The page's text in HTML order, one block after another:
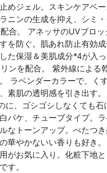
めジェル。スキンケアベ
ニンの生成を抑え、シミ
合。 アネッサのUVブロ
を防ぐ。肌あれ防止有効
た保湿＆美肌成分*4が入
ンを配合。 紫外線による
ラベンダーカラーで、く
素肌の透明感を引き出す
、ゴシゴシしなくても石
パケ、チューブタイプ。
なトーンアップ。べたつ
華やかないい香りも好き
がお気に入り。化粧下地
す。